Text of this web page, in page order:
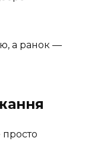
а ранок —
просто